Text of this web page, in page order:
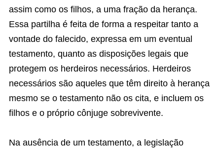
assim como os filhos, a uma fração da herança.
Essa partilha é feita de forma a respeitar tanto a
vontade do falecido, expressa em um eventual
testamento, quanto as disposições legais que
protegem os herdeiros necessários. Herdeiros
necessários são aqueles que têm direito à herança
mesmo se o testamento não os cita, e incluem os
filhos e o próprio cônjuge sobrevivente.
Na ausência de um testamento, a legislação